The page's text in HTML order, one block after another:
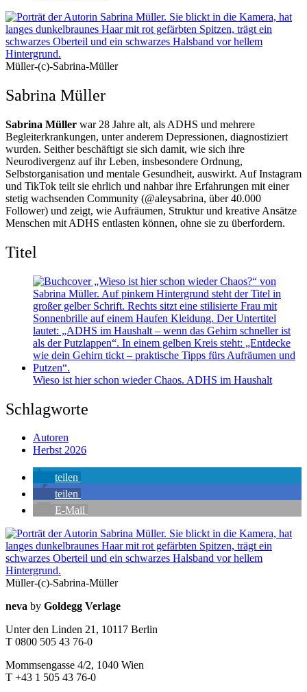
Müller-(c)-Sabrina-Müller
Sabrina Müller
Sabrina Müller war 28 Jahre alt, als ADHS und mehrere
Begleiterkrankungen, unter anderem Depressionen, diagnostiziert
wurden. Seither beschäftigt sie sich damit, wie sich ihre
Neurodivergenz auf ihr Leben, insbesondere Ordnung,
Selbstorganisation und mentale Gesundheit, auswirkt. Auf Instagram
und TikTok teilt sie ehrlich und nahbar ihre Erfahrungen mit einer
stetig wachsenden Community (@aleysabrina, über 40.000
Follower) und zeigt, wie Aufräumen, Struktur und kreative Ansätze
Menschen mit ADHS entlasten können, ohne sie zu überfordern.
Titel
Wieso ist hier schon wieder Chaos. ADHS im Haushalt
Schlagworte
Autoren
Herbst 2026
teilen
teilen
E-Mail
Seitenleiste
Müller-(c)-Sabrina-Müller
Kontaktinfos
neva by Goldegg Verlage
Unter den Linden 21, 10117 Berlin
T 0800 505 43 76-0
Mommsengasse 4/2, 1040 Wien
T +43 1 505 43 76-0